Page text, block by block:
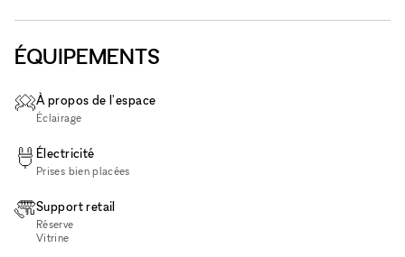
ÉQUIPEMENTS
À propos de l'espace
Éclairage
Électricité
Prises bien placées
Support retail
Réserve
Vitrine